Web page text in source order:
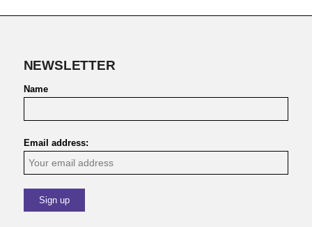
NEWSLETTER
Name
Email address: